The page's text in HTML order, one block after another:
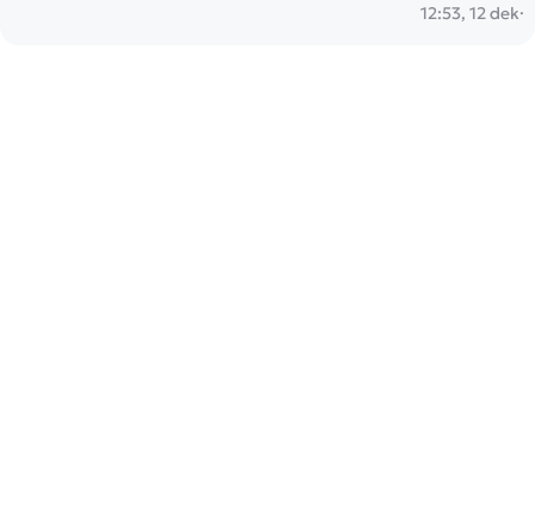
12:53, 12 dek·